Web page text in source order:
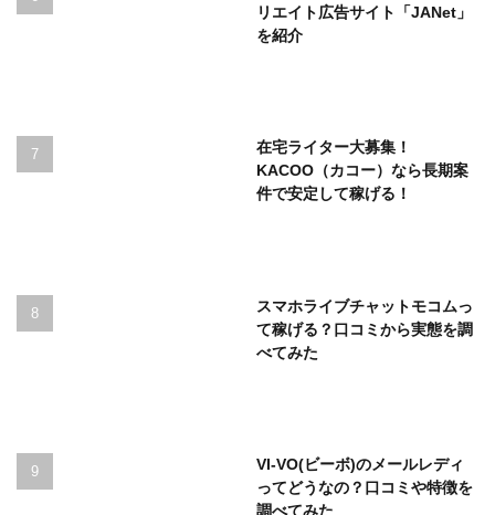
リエイト広告サイト「JANet」
を紹介
在宅ライター大募集！
KACOO（カコー）なら長期案
件で安定して稼げる！
スマホライブチャットモコムっ
て稼げる？口コミから実態を調
べてみた
VI-VO(ビーボ)のメールレディ
ってどうなの？口コミや特徴を
調べてみた